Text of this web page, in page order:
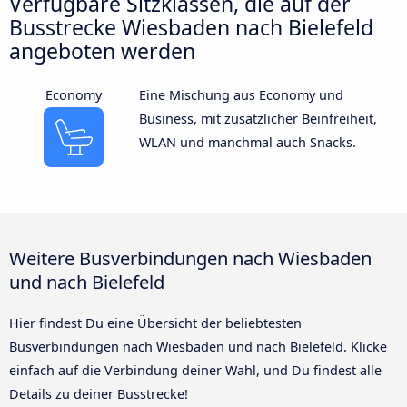
Busstrecke Wiesbaden nach Bielefeld
angeboten werden
Economy
Eine Mischung aus Economy und
Business, mit zusätzlicher Beinfreiheit,
WLAN und manchmal auch Snacks.
Weitere Busverbindungen nach Wiesbaden
und nach Bielefeld
Hier findest Du eine Übersicht der beliebtesten
Busverbindungen nach Wiesbaden und nach Bielefeld. Klicke
einfach auf die Verbindung deiner Wahl, und Du findest alle
Details zu deiner Busstrecke!